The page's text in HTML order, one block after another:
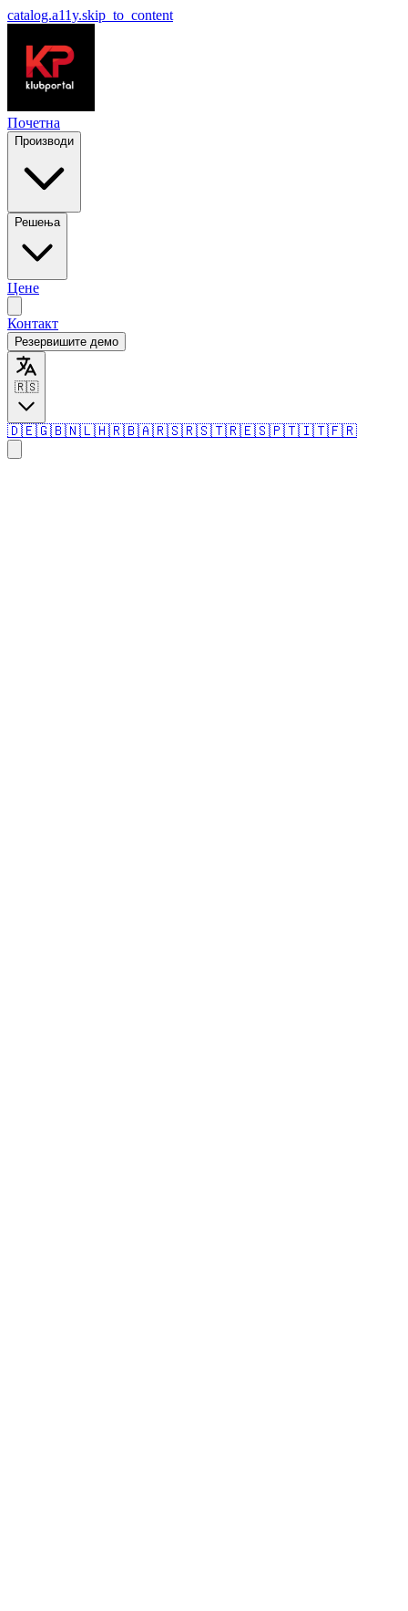
catalog.a11y.skip_to_content
Почетна
Производи
Решења
Цене
Контакт
Резервишите демо
🇷🇸
🇩🇪🇬🇧🇳🇱🇭🇷🇧🇦🇷🇸🇷🇸🇹🇷🇪🇸🇵🇹🇮🇹🇫🇷